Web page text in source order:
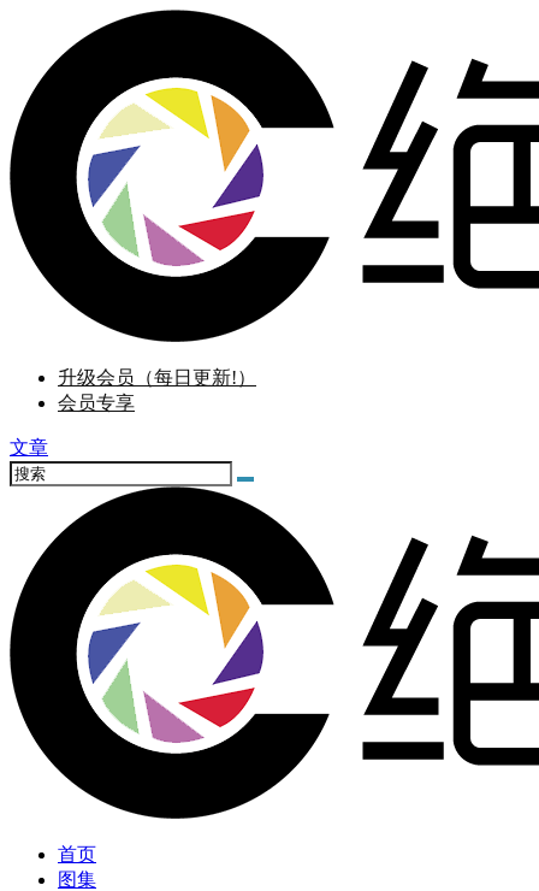
升级会员（每日更新!）
会员专享
文章
首页
图集